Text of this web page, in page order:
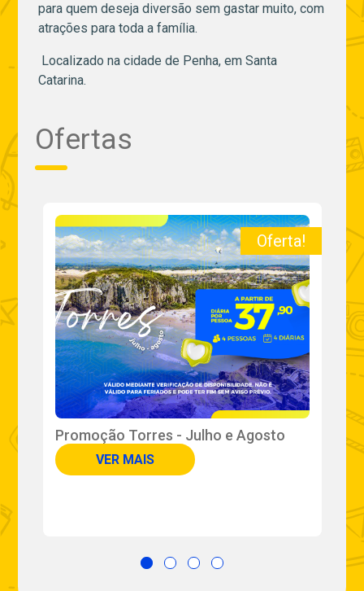
para quem deseja diversão sem gastar muito, com
atrações para toda a família.
Localizado na cidade de Penha, em Santa
Catarina.
Ofertas
Oferta!
Promoção Torres - Julho e Agosto
VER MAIS